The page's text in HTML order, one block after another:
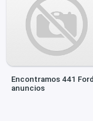
Encontramos 441
anuncios